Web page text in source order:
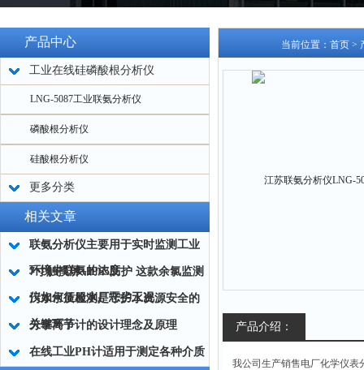
产品中心
工业在线硅磷酸根分析仪
LNG-5087工业联氨分析仪
磷酸根分析仪
硅酸根分析仪
更多分类
相关文章
联氨分析仪主要用于实时监测工业
环境中联氨的浓度
7寸触摸屏+IP65防护 这款余氯监测
仪如何征服水厂恶劣工况
污水水质检测是守护水资源安全的
关键环节
分享离子计的设计理念及原理
在线工业PH计适用于测定各种介质
当前位置： 首页 >
产品介绍：
我公司生产销售电厂化学仪表